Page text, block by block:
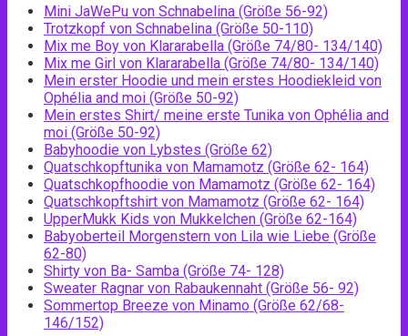
Mini JaWePu von Schnabelina (Größe 56-92)
Trotzkopf von Schnabelina (Größe 50-110)
Mix me Boy von Klararabella (Größe 74/80- 134/140)
Mix me Girl von Klararabella (Größe 74/80- 134/140)
Mein erster Hoodie und mein erstes Hoodiekleid von
Ophélia and moi (Größe 50-92)
Mein erstes Shirt/ meine erste Tunika von Ophélia and
moi (Größe 50-92)
Babyhoodie von Lybstes (Größe 62)
Quatschkopftunika von Mamamotz (Größe 62- 164)
Quatschkopfhoodie von Mamamotz (Größe 62- 164)
Quatschkopftshirt von Mamamotz (Größe 62- 164)
UpperMukk Kids von Mukkelchen (Größe 62-164)
Babyoberteil Morgenstern von Lila wie Liebe (Größe
62-80)
Shirty von Ba- Samba (Größe 74- 128)
Sweater Ragnar von Rabaukennaht (Größe 56- 92)
Sommertop Breeze von Minamo (Größe 62/68-
146/152)